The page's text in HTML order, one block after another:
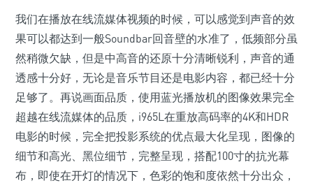
我们在播放在线流媒体视频的时候，可以感觉到声音的效
果可以都达到一般Soundbar回音壁的水准了，低频部分虽
然稍微欠缺，但是中高音的还原十分清晰锐利，声音的通
透感十分好，无论是音乐节目还是电影内容，都已经十分
足够了。再说画面品质，使用蓝光播放机的图像效果完全
超越在线流媒体的品质，i965L在重放高码率的4K和HDR
电影的时候，完全把投影系统的优点最大化呈现，图像的
细节和高光、黑位细节，完整呈现，搭配100寸的抗光幕
布，即使在开灯的情况下，色彩的饱和度依然十分出众，